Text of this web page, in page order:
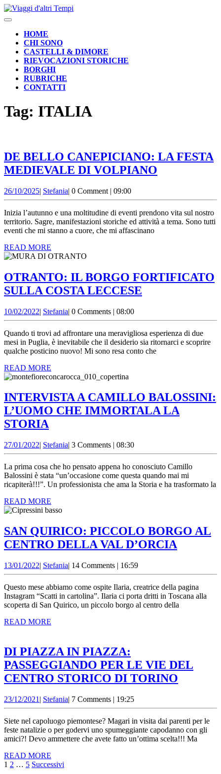
Skip
to
Open
ButtonHOME
CHI SONO
CASTELLI & DIMORE
RIEVOCAZIONI STORICHE
BORGHI
RUBRICHE
CONTATTI
BUTTON
Tag: ITALIA
DE BELLO CANEPICIANO: LA FESTA
MEDIEVALE DI VOLPIANO
LA
FESTA
26/10/202526/10/2025
| StefaniaStefania
| 0 Comment | 09:00
Inizia l’autunno e una moltitudine di eventi prendono vita sul nostro
territorio. Sagre, manifestazioni storiche ed attività a tema. Sono tutti
eventi che mi stanno a cuore, che mi affascinano
READ MORE
MORE
OTRANTO: IL BORGO FORTIFICATO
SULLA COSTA LECCESE
SULLA
COSTA
10/02/202210/02/2022
| StefaniaStefania
| 0 Comments | 08:00
Quando ti trovi ad affrontare una meravigliosa esperienza di due
mesi in Puglia, è inevitabile che il desiderio sia ritornarci e scoprire
qualche posticino nuovo! Mi sono resa conto che
READ MORE
MORE
INTERVISTA A CAMILLO BALOSSINI:
L’UOMO CHE IMMORTALA LA
STORIA
CAMILLO
BALOSSINI:
L’UOMO
CHE
IMMORTALA
LA
STORIA
27/01/202227/01/2022
| StefaniaStefania
| 3 Comments | 08:30
La prima cosa che ho pensato appena ho conosciuto Camillo
Balossini è stata “un’occasione come questa quando mai mi
ricapiterà!!!”. Un professionista che ama la Storia e ha trasformato la
READ MORE
MORE
SAN QUIRICO: PICCOLO BORGO AL
CENTRO DELLA VAL D’ORCIA
BORGO
AL
13/01/202213/01/2022
| StefaniaStefania
| 14 Comments | 16:59
Questo mese abbiamo come ospite Ilaria, creatrice della pagina
Instagram “Scatti in cartolina”. Ilaria ci porta dritti in Toscana alla
scoperta di San Quirico, un piccolo borgo al centro della
READ MORE
DI PIAZZA IN PIAZZA:
PASSEGGIANDO PER LE VIE DEL
CENTRO STORICO DI TORINO
PER
23/12/2021 23/12/2021
| StefaniaStefania
| 7 Comments | 19:25
Siete nel capoluogo piemontese? Magari in visita dai parenti per le
feste natalizie o per godervi uno spumeggiante capodanno con gli
amici?! Devo ammettere che avete fatto un’ottima scelta!!! Ma
READ MORE
MORE
Paginazione
1 2 … 5 Successivi